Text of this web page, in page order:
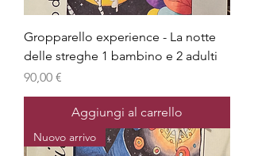
Gropparello experience - La notte
delle streghe 1 bambino e 2 adulti
Prezzo
90,00 €
Aggiungi al carrello
Nuovo arrivo